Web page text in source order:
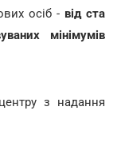
осіб - від ста
мінімумів
з надання